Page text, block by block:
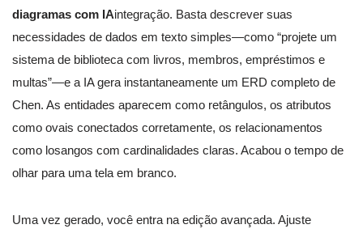
diagramas com IAintegração. Basta descrever suas
necessidades de dados em texto simples—como “projete um
sistema de biblioteca com livros, membros, empréstimos e
multas”—e a IA gera instantaneamente um ERD completo de
Chen. As entidades aparecem como retângulos, os atributos
como ovais conectados corretamente, os relacionamentos
como losangos com cardinalidades claras. Acabou o tempo de
olhar para uma tela em branco.
Uma vez gerado, você entra na edição avançada. Ajuste